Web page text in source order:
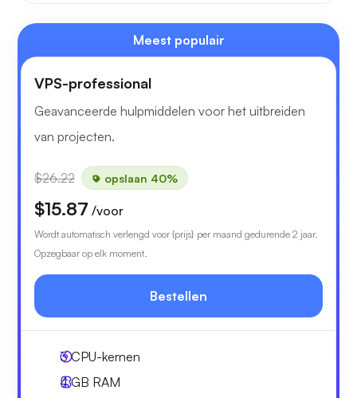
Meest populair
VPS-professional
Geavanceerde hulpmiddelen voor het uitbreiden
van projecten.
$26.22 opslaan 40%
$15.87 /voor
Wordt automatisch verlengd voor {prijs} per maand gedurende 2 jaar.
Opzegbaar op elk moment.
Bestellen
3CPU-kernen
4 GB RAM